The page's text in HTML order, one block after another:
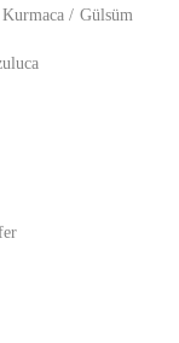
Kurmaca / Gülsüm